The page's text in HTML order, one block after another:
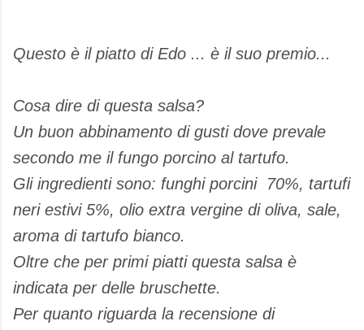
Questo è il piatto di Edo ... è il suo premio...
Cosa dire di questa salsa?
Un buon abbinamento di gusti dove prevale
secondo me il fungo porcino al tartufo.
Gli ingredienti sono: funghi porcini 70%, tartufi
neri estivi 5%, olio extra vergine di oliva, sale,
aroma di tartufo bianco.
Oltre che per primi piatti questa salsa è
indicata per delle bruschette.
Per quanto riguarda la recensione di